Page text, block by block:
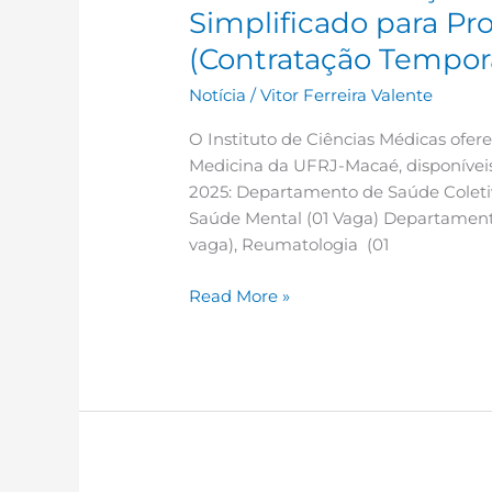
Simplificado para
(Contratação
Notícia /Vitor Ferreira Valente
O Instituto de Ciências Médicas
Medicina da UFRJ-Macaé,
2025: Departamento de Saúde
Saúde Mental (01 Vaga)
vaga), Reumatologia (01
Read More »